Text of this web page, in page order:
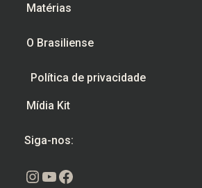
Matérias
O Brasiliense
Política de privacidade
Mídia Kit
Siga-nos:
Instagram
Youtube
Facebook